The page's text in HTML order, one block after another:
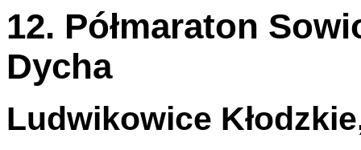
12. Półmaraton
Dycha
Ludwikowice